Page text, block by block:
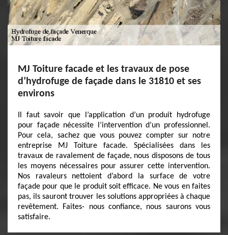
MJ Toiture facade et les travaux de pose
d’hydrofuge de façade dans le 31810 et ses
environs
Il faut savoir que l’application d’un produit hydrofuge
pour façade nécessite l’intervention d’un professionnel.
Pour cela, sachez que vous pouvez compter sur notre
entreprise MJ Toiture facade. Spécialisées dans les
travaux de ravalement de façade, nous disposons de tous
les moyens nécessaires pour assurer cette intervention.
Nos ravaleurs nettoient d’abord la surface de votre
façade pour que le produit soit efficace. Ne vous en faites
pas, ils sauront trouver les solutions appropriées à chaque
revêtement. Faites- nous confiance, nous saurons vous
satisfaire.